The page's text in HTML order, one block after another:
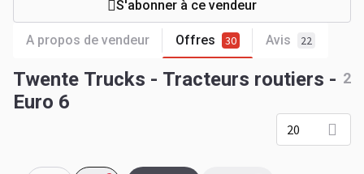
A propos de vendeur Offres 30 Avis 22
S'abonner à ce vendeur
Twente Trucks - Tracteurs routiers -
Euro 6
2
20